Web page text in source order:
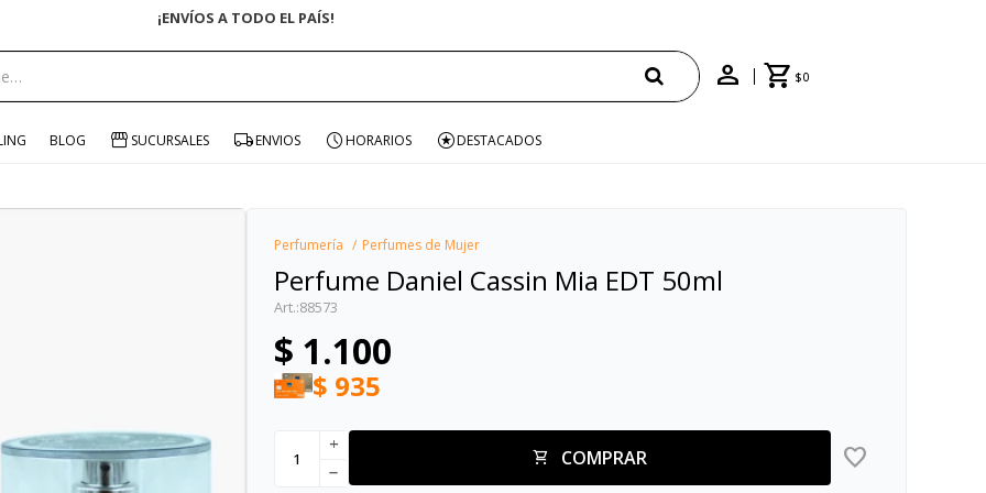
ENVÍO GRATIS EN COMPRAS +$1500 CON CUPÓN "ENVÍO"
$0
BLOG SUCURSALES ENVIOS HORARIOS DESTACADOS
Perfumería Perfumes de Mujer
Perfume Daniel Cassin Mia EDT 50ml
88573
$ 1.100
$ 935
COMPRAR
add
remove